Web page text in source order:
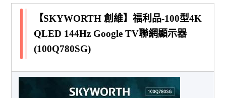
【SKYWORTH 創維】福利品-100型4K
QLED 144Hz Google TV聯網顯示器
(100Q780SG)